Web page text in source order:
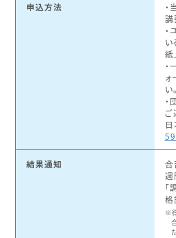
申込方法
・
講
・
い
紙
・
ォ
い。
・
ご
結果通知
合
週
｢
格